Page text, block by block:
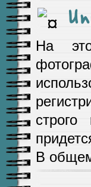
На
В